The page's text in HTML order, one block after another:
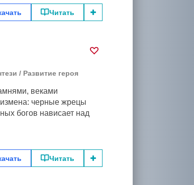
Читать
/ Развитие героя
веками
черные жрецы
богов нависает над
Читать